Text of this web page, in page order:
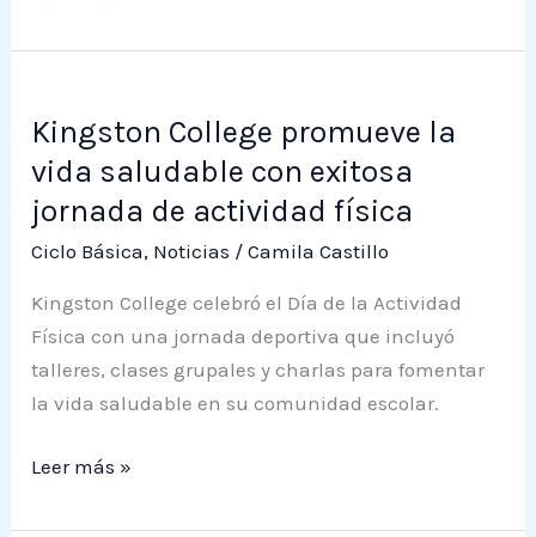
Kingston College promueve la
vida saludable con exitosa
jornada de actividad física
Ciclo Básica, Noticias /Camila Castillo
Kingston College celebró el Día de la Actividad
Física con una jornada deportiva que incluyó
talleres, clases grupales y charlas para fomentar
la vida saludable en su comunidad escolar.
College
promueve
la
vida
saludable
con
exitosa
jornada
de
física
Leer más »